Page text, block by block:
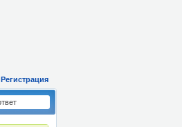
Регистрация